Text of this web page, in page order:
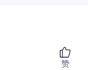
赞